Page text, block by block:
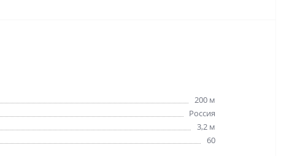
200 м
Россия
3,2 м
60